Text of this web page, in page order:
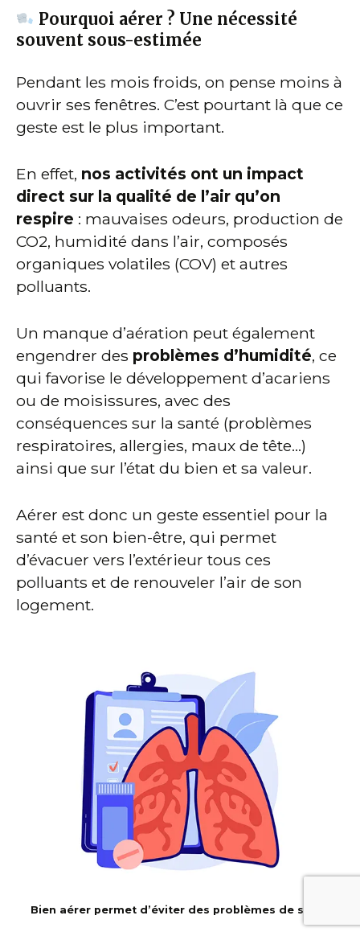
Pourquoi aérer ? Une nécessité
souvent sous-estimée
Pendant les mois froids, on pense moins à
ouvrir ses fenêtres. C’est pourtant là que ce
geste est le plus important.
En effet, nos activités ont un impact
direct sur la qualité de l’air qu’on
respire : mauvaises odeurs, production de
CO2, humidité dans l’air, composés
organiques volatiles (COV) et autres
polluants.
Un manque d’aération peut également
engendrer des problèmes d’humidité, ce
qui favorise le développement d’acariens
ou de moisissures, avec des
conséquences sur la santé (problèmes
respiratoires, allergies, maux de tête…)
ainsi que sur l’état du bien et sa valeur.
Aérer est donc un geste essentiel pour la
santé et son bien-être, qui permet
d’évacuer vers l’extérieur tous ces
polluants et de renouveler l’air de son
logement.
Bien aérer permet d’éviter des problèmes de santé